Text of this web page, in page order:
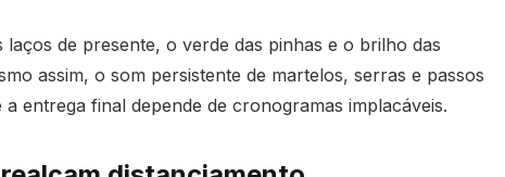
de presente, o verde das pinhas e o brilho das
assim, o som persistente de martelos, serras e passos
entrega final depende de cronogramas implacáveis.